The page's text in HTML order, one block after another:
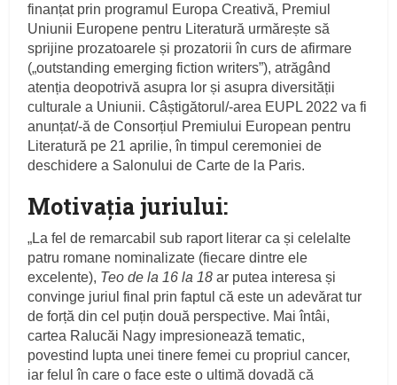
finanțat prin programul Europa Creativă, Premiul
Uniunii Europene pentru Literatură urmărește să
sprijine prozatoarele și prozatorii în curs de afirmare
(„outstanding emerging fiction writers”), atrăgând
atenția deopotrivă asupra lor și asupra diversității
culturale a Uniunii. Câștigătorul/-area EUPL 2022 va fi
anunțat/-ă de Consorțiul Premiului European pentru
Literatură pe 21 aprilie, în timpul ceremoniei de
deschidere a Salonului de Carte de la Paris.
Motivația juriului:
„La fel de remarcabil sub raport literar ca și celelalte
patru romane nominalizate (fiecare dintre ele
excelente), Teo de la 16 la 18 ar putea interesa și
convinge juriul final prin faptul că este un adevărat tur
de forță din cel puțin două perspective. Mai întâi,
cartea Ralucăi Nagy impresionează tematic,
povestind lupta unei tinere femei cu propriul cancer,
iar felul în care o face este o ultimă dovadă că